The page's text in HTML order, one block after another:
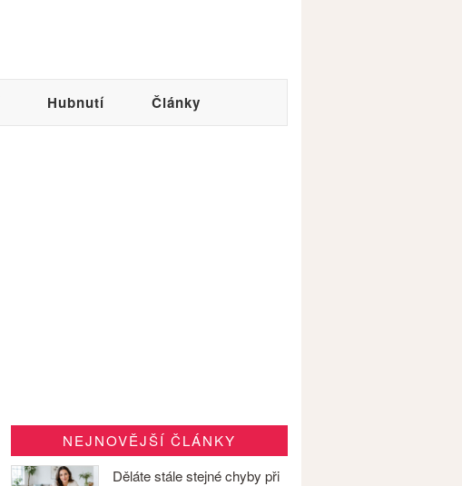
Hubnutí Články
NEJNOVĚJŠÍ ČLÁNKY
Děláte stále stejné chyby při